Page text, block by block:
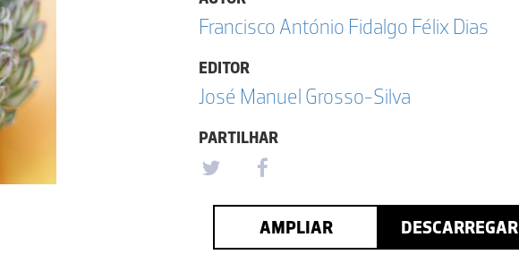
Francisco António Fidalgo Félix Dias
EDITOR
José Manuel Grosso-Silva
PARTILHAR
AMPLIAR DESCARREGAR